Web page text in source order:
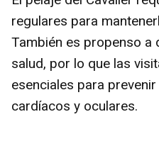
regulares para
También es propenso a
salud, por lo que las
esenciales para
cardíacos y oculares.